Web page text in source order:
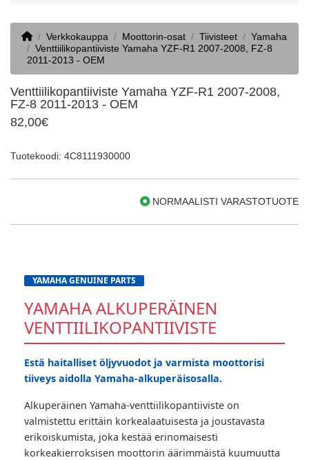
HomeVerkkokauppa Moottorin-osat Tiivisteet
Yamaha
Venttiilikopantiiviste Yamaha YZF-R1 2007-2008, FZ-8
2011-2013 - OEM
Venttiilikopantiiviste Yamaha YZF-R1 2007-2008,
FZ-8 2011-2013 - OEM
82,00€
Tuotekoodi: 4C8111930000
NORMAALISTI VARASTOTUOTE
YAMAHA GENUINE PARTS
YAMAHA ALKUPERÄINEN
VENTTIILIKOPANTIIVISTE
Estä haitalliset öljyvuodot ja varmista moottorisi
tiiveys aidolla Yamaha-alkuperäisosalla.
Alkuperäinen Yamaha-venttiilikopantiiviste on
valmistettu erittäin korkealaatuisesta ja joustavasta
erikoiskumista, joka kestää erinomaisesti
korkeakierroksisen moottorin äärimmäistä kuumuutta